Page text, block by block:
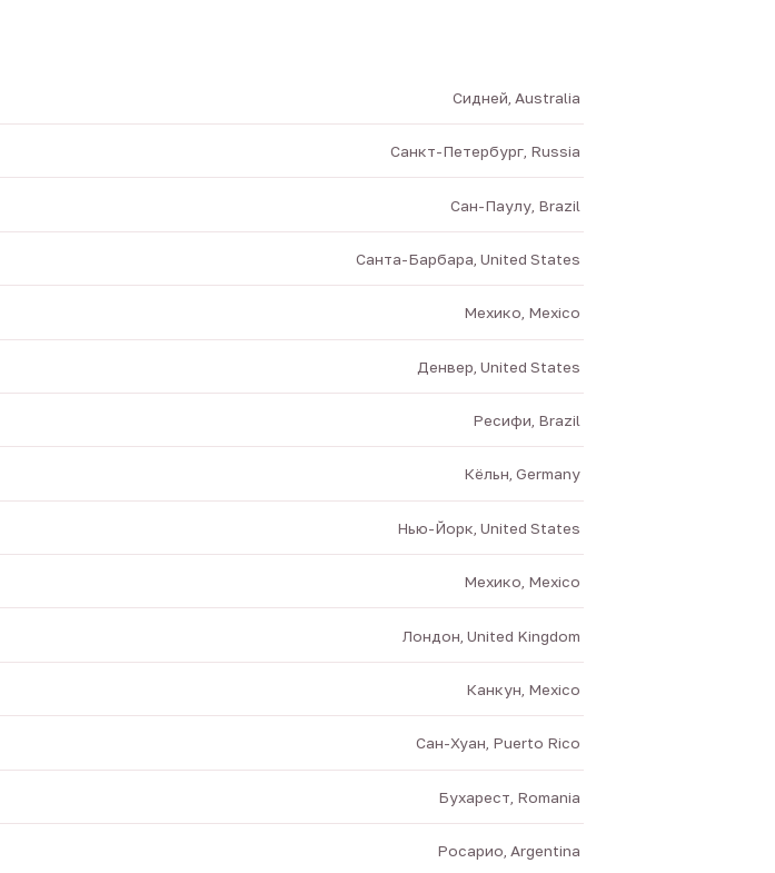
Сидней, Australia
Санкт-Петербург, Russia
Сан-Паулу, Brazil
Санта-Барбара, United States
Мехико, Mexico
Денвер, United States
Ресифи, Brazil
Кёльн, Germany
Нью-Йорк, United States
Мехико, Mexico
Лондон, United Kingdom
Канкун, Mexico
Сан-Хуан, Puerto Rico
Бухарест, Romania
Росарио, Argentina